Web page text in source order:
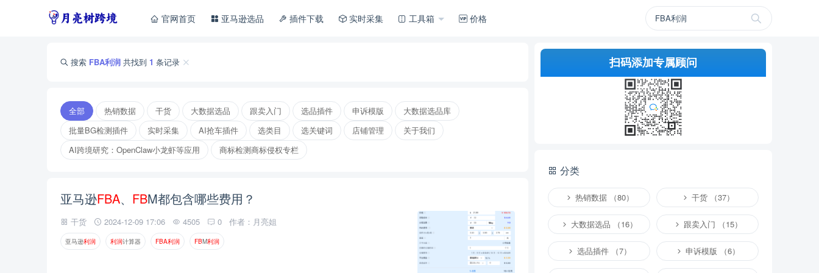
官网首页 亚马逊选品 插件下载 实时采集 工具箱 价格
搜索 FBA利润 共找到 1 条记录
全部 热销数据 干货 大数据选品 跟卖入门 选品插件 申诉模版
大数据选品库
批量BG检测插件
实时采集 AI抢车插件 选类目 选关键词 店铺管理
关于我们
AI跨境研究：OpenClaw小龙虾等应用
商标检测商标侵权专栏
亚马逊FBA、 FBM都包含哪些费用？
干货 2024-12-09 17:06 4505 0 作者：月亮姐
亚马逊利润 利润计算器 FBA利润 FBM利润
扫码添加专属顾问
分类
热销数据 （80） 干货 （37）
大数据选品 （16） 跟卖入门 （15）
选品插件 （7） 申诉模版 （6）